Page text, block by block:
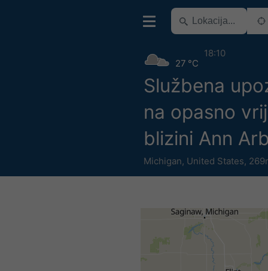
Službena
na opasno
blizini Ann
Michigan, United States,
27 °C
18:10